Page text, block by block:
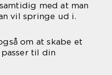
med at man
vil springe ud i.
om at skabe et
til din